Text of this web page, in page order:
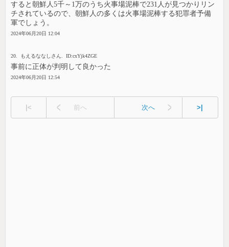
すると朝鮮人5千～1万のうち火事場泥棒で231人が見つかりリン
チされているので、朝鮮人の多くは火事場泥棒する犯罪者予備
軍でしょう。
2024年06月20日 12:04
20. もえるななしさん. ID:cxYjk4ZGE
事前に正体が判明して良かった
2024年06月20日 12:54
|< 前へ 次へ >|